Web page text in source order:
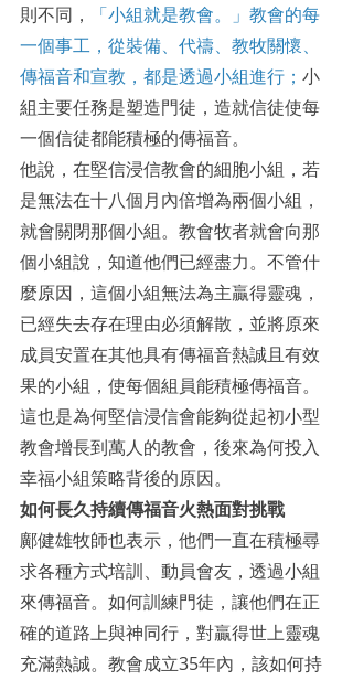
則不同，
「小組就是教會。」教會的每
一個事工，從裝備、代禱、教牧關懷、
傳福音和宣教，都是透過小組進行； 小
組主要任務是塑造門徒，造就信徒使每
一個信徒都能積極的傳福音。
他說，在堅信浸信教會的細胞小組，若
是無法在十八個月內倍增為兩個小組，
就會關閉那個小組。教會牧者就會向那
個小組說，知道他們已經盡力。不管什
麼原因，這個小組無法為主贏得靈魂，
已經失去存在理由必須解散，並將原來
成員安置在其他具有傳福音熱誠且有效
果的小組，使每個組員能積極傳福音。
這也是為何堅信浸信會能夠從起初小型
教會增長到萬人的教會，後來為何投入
幸福小組策略背後的原因。
如何長久持續傳福音火熱面對挑戰
鄺健雄牧師也表示，他們一直在積極尋
求各種方式培訓、動員會友，透過小組
來傳福音。如何訓練門徒，讓他們在正
確的道路上與神同行，對贏得世上靈魂
充滿熱誠。教會成立35年內，該如何持